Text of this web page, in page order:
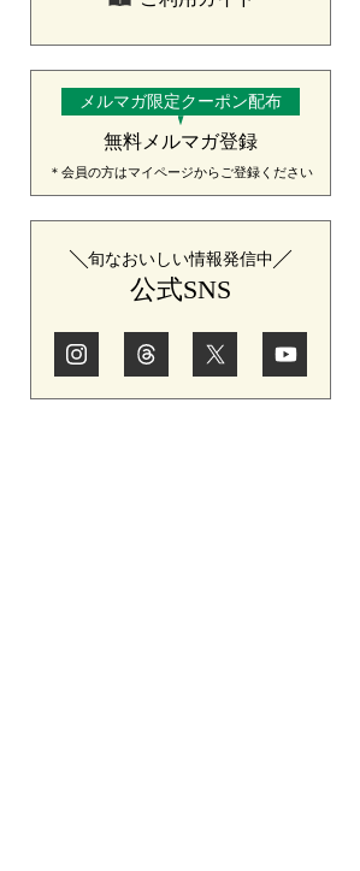
メルマガ限定クーポン配布
無料メルマガ登録
＊会員の方はマイページからご登録ください
旬なおいしい情報発信中
公式SNS